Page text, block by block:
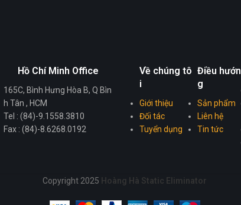
Hồ Chí Minh Office
165C, Bình Hưng Hòa B, Q Bìn
h Tân , HCM
Tel : (84)-9.1558.3810
Fax : (84)-8.6268.0192
Về chúng tô
i
Giới thiệu
Đối tác
Tuyển dụng
Điều hướn
g
Sản phẩm
Liên hệ
Tin tức
Copyright 2025 Hoàng Hà Static Eliminator